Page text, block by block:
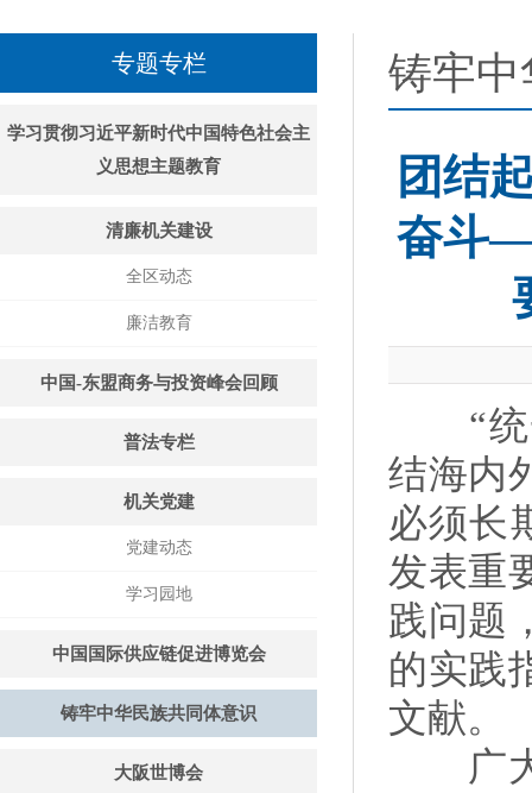
专题专栏
学习贯彻习近平新时代中国特色社会主
义思想主题教育
清廉机关建设
全区动态
廉洁教育
中国-东盟商务与投资峰会回顾
普法专栏
机关党建
党建动态
学习园地
中国国际供应链促进博览会
铸牢中华民族共同体意识
大阪世博会
铸牢中
团结
奋斗
“统一
结海内
必须长
发表重
践问题
的实践
文献。
广大